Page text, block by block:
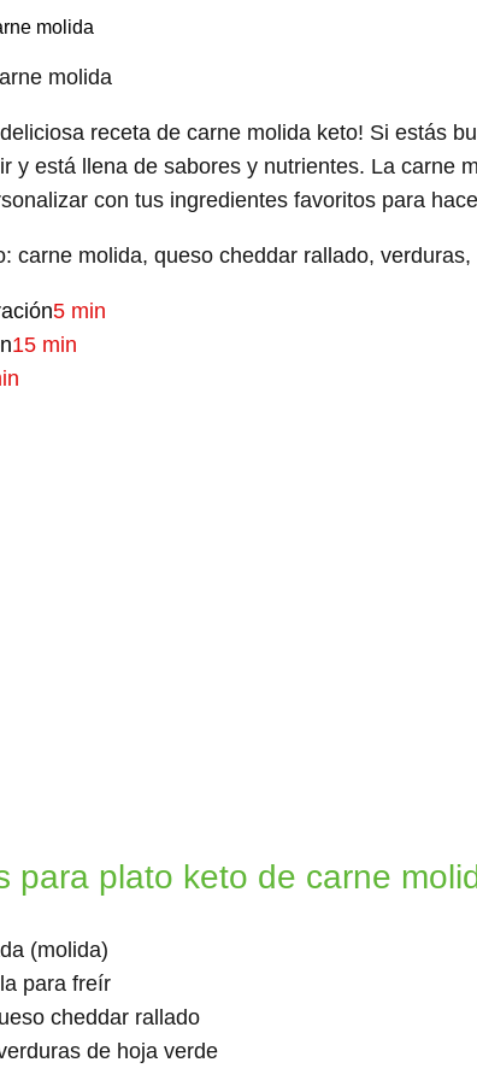
molida
receta de carne molida keto! Si estás
y está llena de sabores y nutrientes. La carne
con tus ingredientes favoritos para
carne molida, queso cheddar rallado,
5 min
15 min
para plato keto de carne
(molida)
para freír
cheddar rallado
de hoja verde